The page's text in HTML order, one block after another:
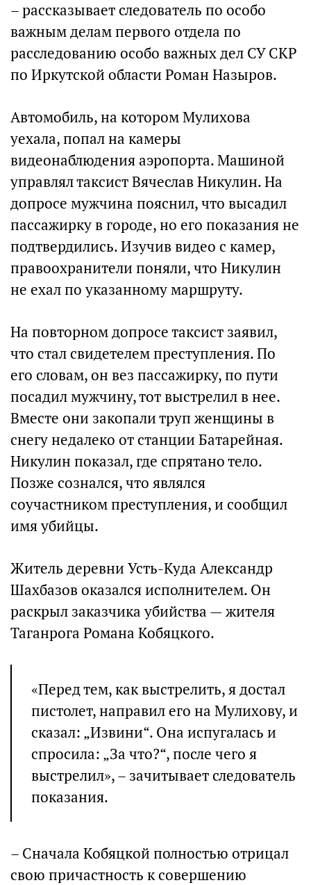
– рассказывает следователь по особо
важным делам первого отдела по
расследованию особо важных дел СУ СКР
по Иркутской области Роман Назыров.
Автомобиль, на котором Мулихова
уехала, попал на камеры
видеонаблюдения аэропорта. Машиной
управлял таксист Вячеслав Никулин. На
допросе мужчина пояснил, что высадил
пассажирку в городе, но его показания не
подтвердились. Изучив видео с камер,
правоохранители поняли, что Никулин
не ехал по указанному маршруту.
На повторном допросе таксист заявил,
что стал свидетелем преступления. По
его словам, он вез пассажирку, по пути
посадил мужчину, тот выстрелил в нее.
Вместе они закопали труп женщины в
снегу недалеко от станции Батарейная.
Никулин показал, где спрятано тело.
Позже сознался, что являлся
соучастником преступления, и сообщил
имя убийцы.
Житель деревни Усть-Куда Александр
Шахбазов оказался исполнителем. Он
раскрыл заказчика убийства — жителя
Таганрога Романа Кобяцкого.
«Перед тем, как выстрелить, я достал
пистолет, направил его на Мулихову, и
сказал: „Извини“. Она испугалась и
спросила: „За что?“, после чего я
выстрелил», – зачитывает следователь
показания.
– Сначала Кобяцкой полностью отрицал
свою причастность к совершению